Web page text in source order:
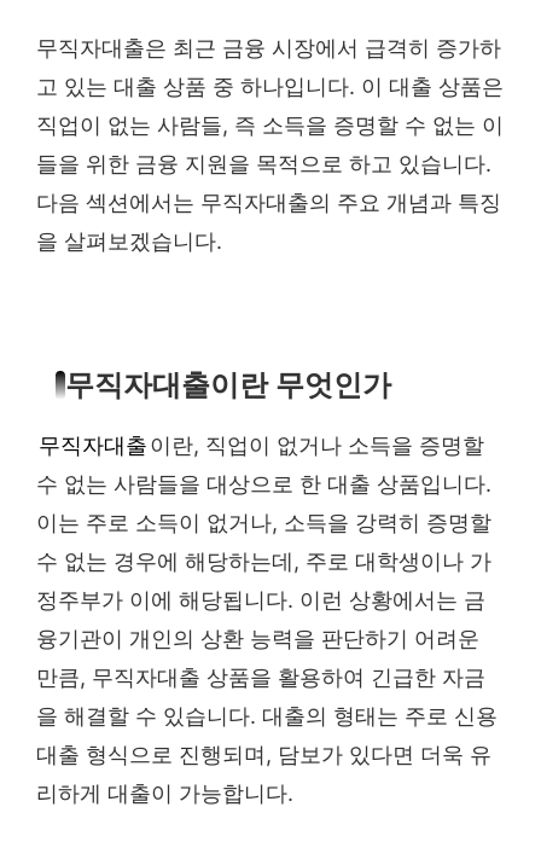
무직자대출은 최근 금융 시장에서 급격히 증가하
고 있는 대출 상품 중 하나입니다. 이 대출 상품은
직업이 없는 사람들, 즉 소득을 증명할 수 없는 이
들을 위한 금융 지원을 목적으로 하고 있습니다.
다음 섹션에서는 무직자대출의 주요 개념과 특징
을 살펴보겠습니다.
무직자대출이란 무엇인가
무직자대출이란, 직업이 없거나 소득을 증명할
수 없는 사람들을 대상으로 한 대출 상품입니다.
이는 주로 소득이 없거나, 소득을 강력히 증명할
수 없는 경우에 해당하는데, 주로 대학생이나 가
정주부가 이에 해당됩니다. 이런 상황에서는 금
융기관이 개인의 상환 능력을 판단하기 어려운
만큼, 무직자대출 상품을 활용하여 긴급한 자금
을 해결할 수 있습니다. 대출의 형태는 주로 신용
대출 형식으로 진행되며, 담보가 있다면 더욱 유
리하게 대출이 가능합니다.